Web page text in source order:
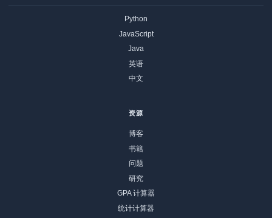
Python
JavaScript
Java
英语
中文
资源
博客
书籍
问题
研究
GPA 计算器
统计计算器